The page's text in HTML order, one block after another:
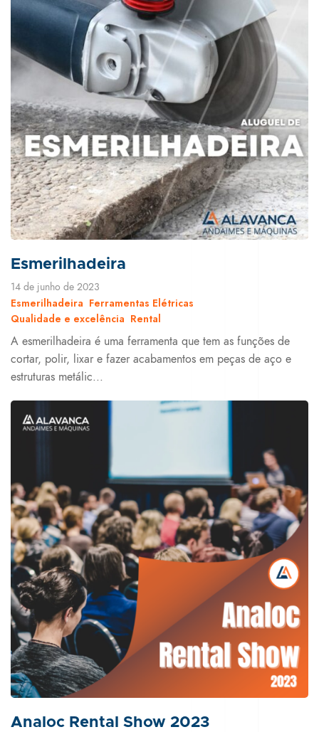
Esmerilhadeira
14 de junho de 2023
Esmerilhadeira Ferramentas Elétricas
Qualidade e excelência Rental
A esmerilhadeira é uma ferramenta que tem as funções de
cortar, polir, lixar e fazer acabamentos em peças de aço e
estruturas metálic...
Analoc Rental Show 2023